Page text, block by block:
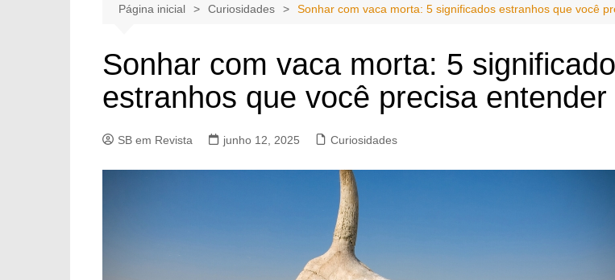
Página inicial Curiosidades Sonhar com vaca morta: 5 significados estranhos que você
Sonhar com vaca morta: 5
estranhos que você precisa entender
SB em Revista junho 12, 2025 Curiosidades